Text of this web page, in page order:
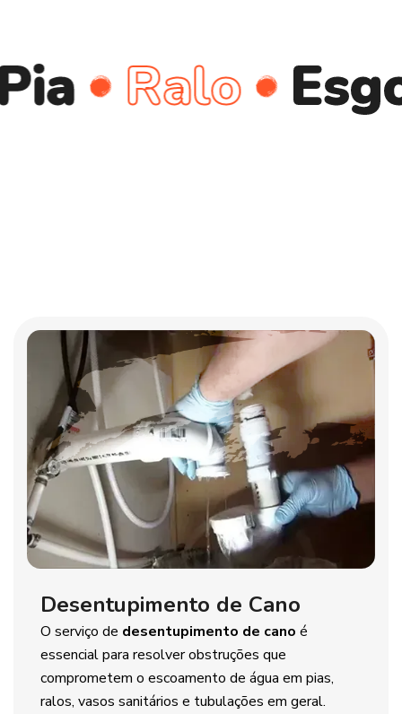
Esgoto
Desentupimento de Cano
O serviço de desentupimento de cano é
essencial para resolver obstruções que
comprometem o escoamento de água em pias,
ralos, vasos sanitários e tubulações em geral.